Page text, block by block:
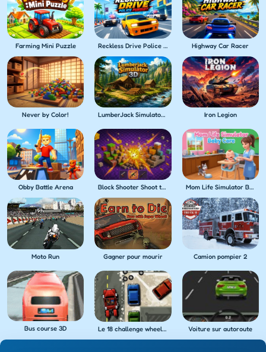
Farming Mini Puzzle Reckless Drive Police Pursuit Highway Car Racer
Never by Color! LumberJack Simulator 3D Iron Legion
Obby Battle Arena Block Shooter Shoot the Blocks! Mom Life Simulator Baby Care
Moto Run Gagner pour mourir Camion pompier 2
Bus course 3D Le 18 challenge wheeler Voiture sur autoroute